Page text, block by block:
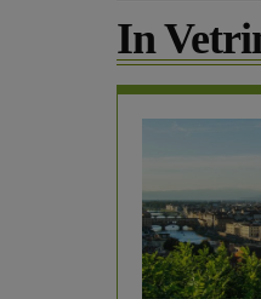
In